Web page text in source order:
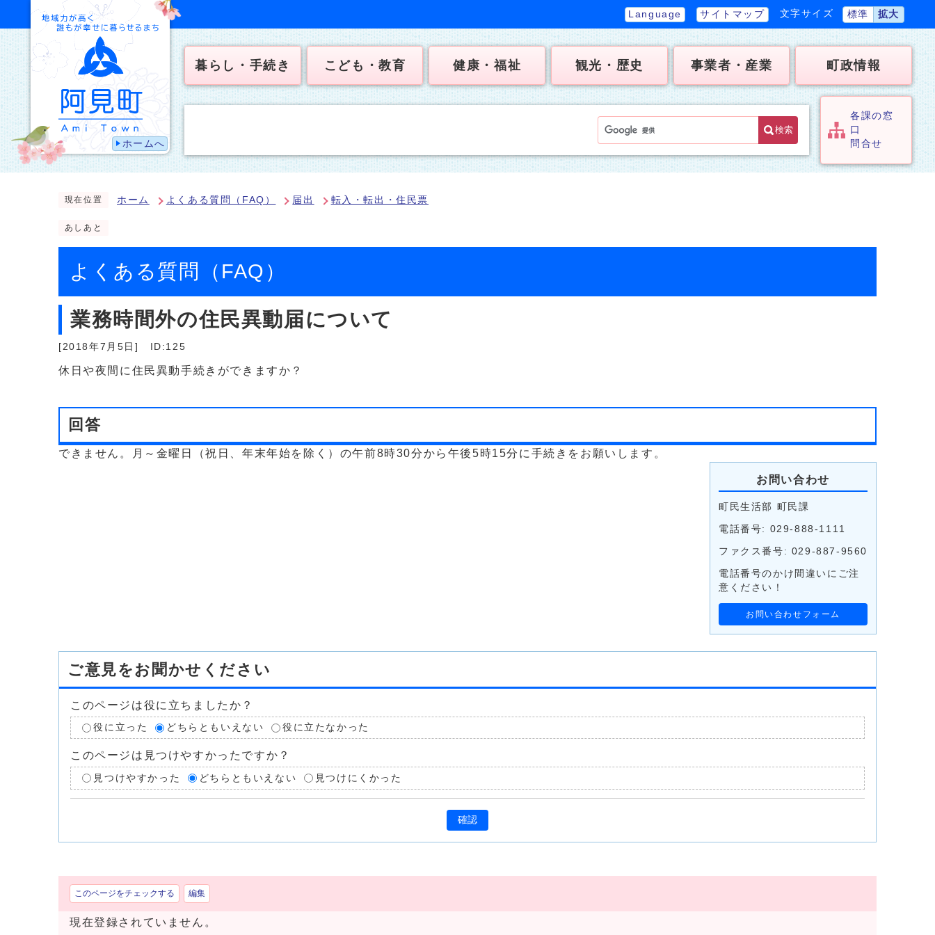
ホームへ
Language サイトマップ 文字サイズ 標準 拡大
暮らし・手続き こども・教育 健康・福祉 観光・歴史 事業者・産業 町政情報
検索
各課の窓
口
問合せ
現在位置 ホーム よくある質問（FAQ） 届出 転入・転出・住民票
あしあと
よくある質問（FAQ）
業務時間外の住民異動届について
[2018年7月5日] ID:125
休日や夜間に住民異動手続きができますか？
回答
できません。月～金曜日（祝日、年末年始を除く）の午前8時30分から午後5時15分に手続きをお願いします。
お問い合わせ
町民生活部 町民課
電話番号: 029-888-1111
ファクス番号: 029-887-9560
電話番号のかけ間違いにご注
意ください！
お問い合わせフォーム
ご意見をお聞かせください
このページは役に立ちましたか？
役に立った どちらともいえない 役に立たなかった
このページは見つけやすかったですか？
見つけやすかった どちらともいえない 見つけにくかった
確認
このページをチェックする 編集
現在登録されていません。